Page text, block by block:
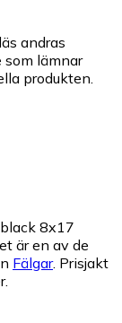
andras
som lämnar
produkten.
8x17
är en av de
Fälgar. Prisjakt